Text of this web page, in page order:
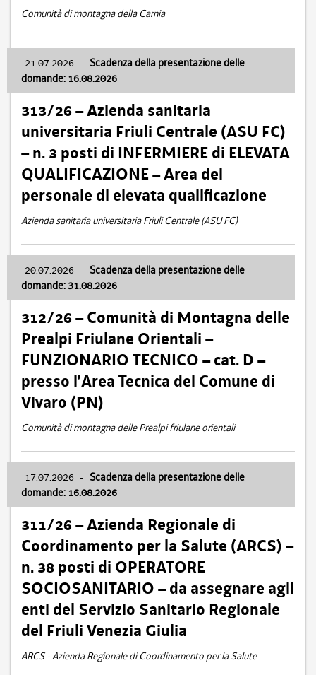
Comunità di montagna della Carnia
21.07.2026 - Scadenza della presentazione delle
domande: 16.08.2026
313/26 – Azienda sanitaria
universitaria Friuli Centrale (ASU FC)
– n. 3 posti di INFERMIERE di ELEVATA
QUALIFICAZIONE – Area del
personale di elevata qualificazione
Azienda sanitaria universitaria Friuli Centrale (ASU FC)
20.07.2026 - Scadenza della presentazione delle
domande: 31.08.2026
312/26 – Comunità di Montagna delle
Prealpi Friulane Orientali –
FUNZIONARIO TECNICO – cat. D –
presso l’Area Tecnica del Comune di
Vivaro (PN)
Comunità di montagna delle Prealpi friulane orientali
17.07.2026 - Scadenza della presentazione delle
domande: 16.08.2026
311/26 – Azienda Regionale di
Coordinamento per la Salute (ARCS) –
n. 38 posti di OPERATORE
SOCIOSANITARIO – da assegnare agli
enti del Servizio Sanitario Regionale
del Friuli Venezia Giulia
ARCS - Azienda Regionale di Coordinamento per la Salute